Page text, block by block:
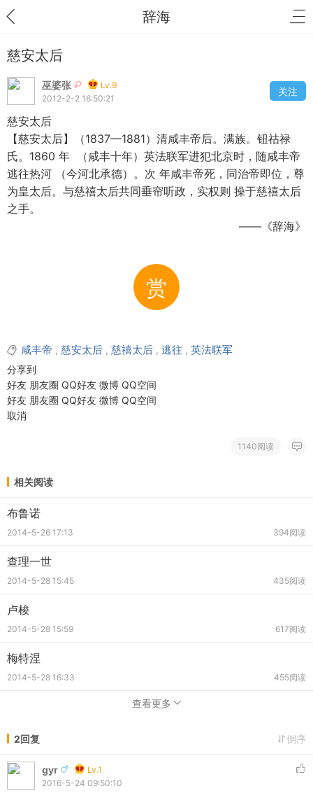
辞海
慈安太后
巫婆张
Lv.9
2012-2-2 16:50:21
关注
慈安太后
【慈安太后】（1837—1881）清咸丰帝后。满族。钮祜禄
氏。1860 年 （咸丰十年）英法联军进犯北京时，随咸丰帝
逃往热河 （今河北承德）。次 年咸丰帝死，同治帝即位，尊
为皇太后。与慈禧太后共同垂帘听政，实权则 操于慈禧太后
之手。
——《辞海》
赏
咸丰帝 , 慈安太后 , 慈禧太后 , 逃往 , 英法联军
分享到
好友 朋友圈 QQ好友 微博 QQ空间
好友 朋友圈 QQ好友 微博 QQ空间
取消
1140阅读
相关阅读
布鲁诺
2014-5-26 17:13 394阅读
查理一世
2014-5-28 15:45 435阅读
卢梭
2014-5-28 15:59 617阅读
梅特涅
2014-5-28 16:33 455阅读
查看更多
2回复 倒序
gyr
Lv.1
2016-5-24 09:50:10